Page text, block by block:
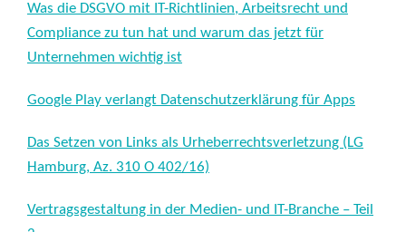
Was die DSGVO mit IT-Richtlinien, Arbeitsrecht und
Compliance zu tun hat und warum das jetzt für
Unternehmen wichtig ist
Google Play verlangt Datenschutzerklärung für Apps
Das Setzen von Links als Urheberrechtsverletzung (LG
Hamburg, Az. 310 O 402/16)
Vertragsgestaltung in der Medien- und IT-Branche – Teil